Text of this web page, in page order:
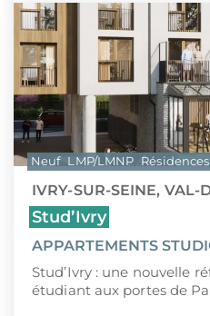
IVRY-SUR-SEINE, VAL-
Stud’Ivry
APPARTEMENTS
Stud’Ivry : une nouvelle
étudiant aux portes de
Neuf LMP/LMNP